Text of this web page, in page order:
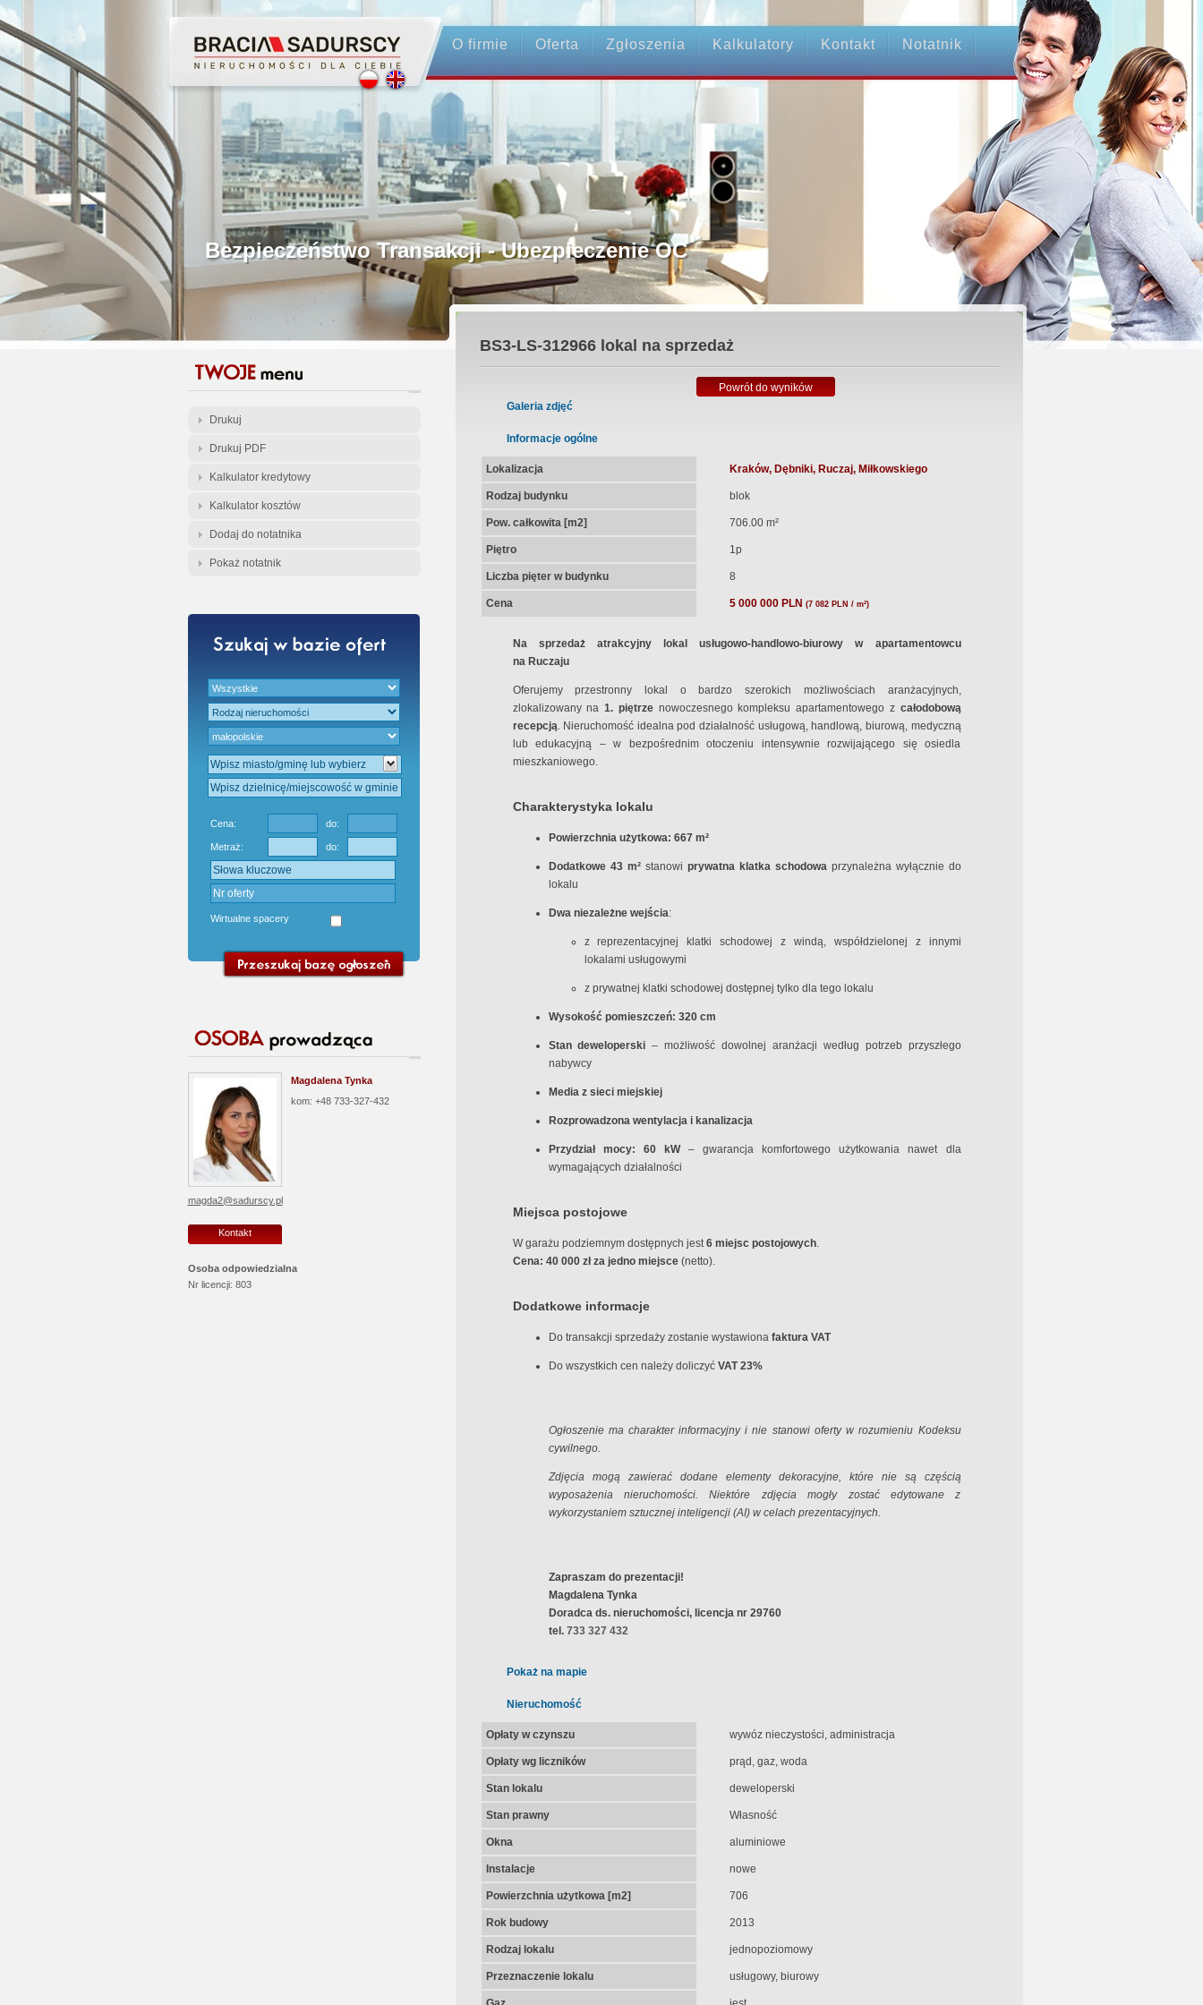
O firmie Oferta Zgłoszenia Kalkulatory Kontakt Notatnik
Profesjonalne Pośrednictwo
Bezpieczeństwo Transakcji - Ubezpieczenie OC
Licencjonowani Pośrednicy
Gwarancja Zwrotu Zadatku
Gratis - Przedwstępna Umowa Notarialna
Drukuj
Drukuj PDF
Kalkulator kredytowy
Kalkulator kosztów
Dodaj do notatnika
Pokaż notatnik
Cena: do:
Metraż: do:
Wirtualne spacery
Magdalena Tynka
kom: +48 733-327-432
magda2@sadurscy.pl
Kontakt
Osoba odpowiedzialna
Nr licencji: 803
BS3-LS-312966lokal na sprzedaż
Powrót do wyników
Galeria zdjęć
Informacje ogólne
Lokalizacja Kraków, Dębniki, Ruczaj, Miłkowskiego
Rodzaj budynku blok
Pow. całkowita [m2] 706.00 m²
Piętro 1p
Liczba pięter w budynku 8
Cena 5 000 000 PLN (7 082 PLN / m²)
Na sprzedaż atrakcyjny lokal usługowo-handlowo-biurowy w apartamentowcu
na Ruczaju
Oferujemy przestronny lokal o bardzo szerokich możliwościach aranżacyjnych,
zlokalizowany na 1. piętrzenowoczesnego kompleksu apartamentowego z całodobową
recepcją. Nieruchomość idealna pod działalność usługową, handlową, biurową, medyczną
lub edukacyjną – w bezpośrednim otoczeniu intensywnie rozwijającego się osiedla
mieszkaniowego.
Charakterystyka lokalu
Powierzchnia użytkowa: 667 m²
Dodatkowe 43 m²stanowi prywatna klatka schodowaprzynależna wyłącznie do
lokalu
Dwa niezależne wejścia:
z reprezentacyjnej klatki schodowej z windą, współdzielonej z innymi
lokalami usługowymi
z prywatnej klatki schodowej dostępnej tylko dla tego lokalu
Wysokość pomieszczeń: 320 cm
Stan deweloperski – możliwość dowolnej aranżacji według potrzeb przyszłego
nabywcy
Media z sieci miejskiej
Rozprowadzona wentylacja i kanalizacja
Przydział mocy: 60 kW– gwarancja komfortowego użytkowania nawet dla
wymagających działalności
Miejsca postojowe
W garażu podziemnym dostępnych jest6 miejsc postojowych.
Cena: 40 000 zł za jedno miejsce(netto).
Dodatkowe informacje
Do transakcji sprzedaży zostanie wystawiona faktura VAT
Do wszystkich cen należy doliczyć VAT 23%
Ogłoszenie ma charakter informacyjny i nie stanowi oferty w rozumieniu Kodeksu
cywilnego.
Zdjęcia mogą zawierać dodane elementy dekoracyjne, które nie są częścią
wyposażenia nieruchomości. Niektóre zdjęcia mogły zostać edytowane z
wykorzystaniem sztucznej inteligencji (AI) w celach prezentacyjnych.
Zapraszam do prezentacji!
Magdalena Tynka
Doradca ds. nieruchomości, licencja nr 29760
tel. 733 327 432
Pokaż na mapie
Nieruchomość
Opłaty w czynszu wywóz nieczystości, administracja
Opłaty wg liczników prąd, gaz, woda
Stan lokalu deweloperski
Stan prawny Własność
Okna aluminiowe
Instalacje nowe
Powierzchnia użytkowa [m2] 706
Rok budowy 2013
Rodzaj lokalu jednopoziomowy
Przeznaczenie lokalu usługowy, biurowy